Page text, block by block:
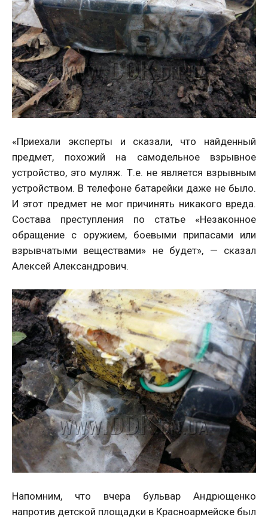
«Приехали эксперты и сказали, что найденный
предмет, похожий на самодельное взрывное
устройство, это муляж. Т.е. не является взрывным
устройством. В телефоне батарейки даже не было.
И этот предмет не мог причинять никакого вреда.
Состава преступления по статье «Незаконное
обращение с оружием, боевыми припасами или
взрывчатыми веществами» не будет», — сказал
Алексей Александрович.
Напомним, что вчера бульвар Андрющенко
напротив детской площадки в Красноармейске был